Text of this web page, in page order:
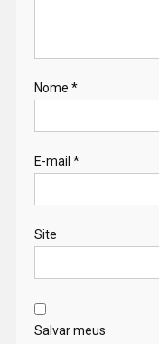
Nome *
E-mail *
Site
Salvar meus